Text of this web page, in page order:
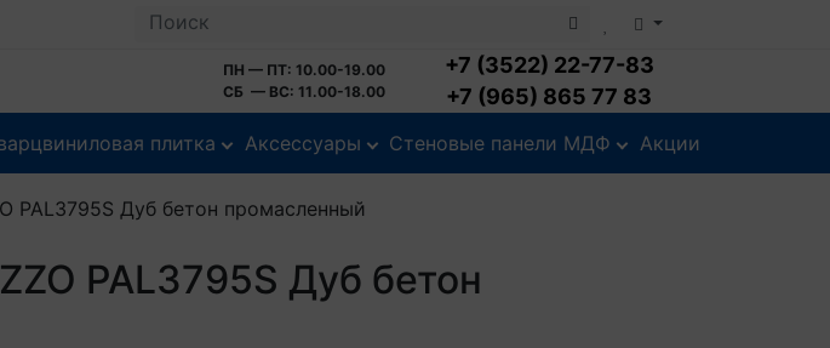
ПН — ПТ: 10.00-19.00
СБ — ВС: 11.00-18.00
+7 (3522) 22-77-83
+7 (965) 865 77 83
плитка Аксессуары Стеновые панели МДФ Акции
PAL3795S Дуб бетон промасленный
PAL3795S Дуб бетон